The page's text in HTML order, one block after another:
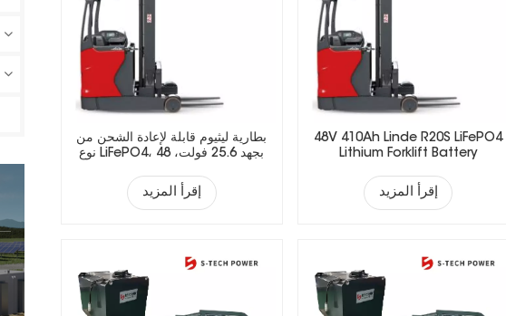
بطارية ليثيوم قابلة لإعادة الشحن من
نوع LiFePO4، بجهد 25.6 فولت، 48
فولت، مناسبة للرافعات الشوكية
الكهربائية.
إقرأ المزيد
48V 410Ah Linde R20S LiFePO4
Lithium Forklift Battery
إقرأ المزيد